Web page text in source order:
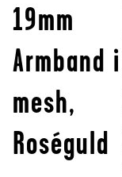
19mm
Armband i
mesh,
Roséguld